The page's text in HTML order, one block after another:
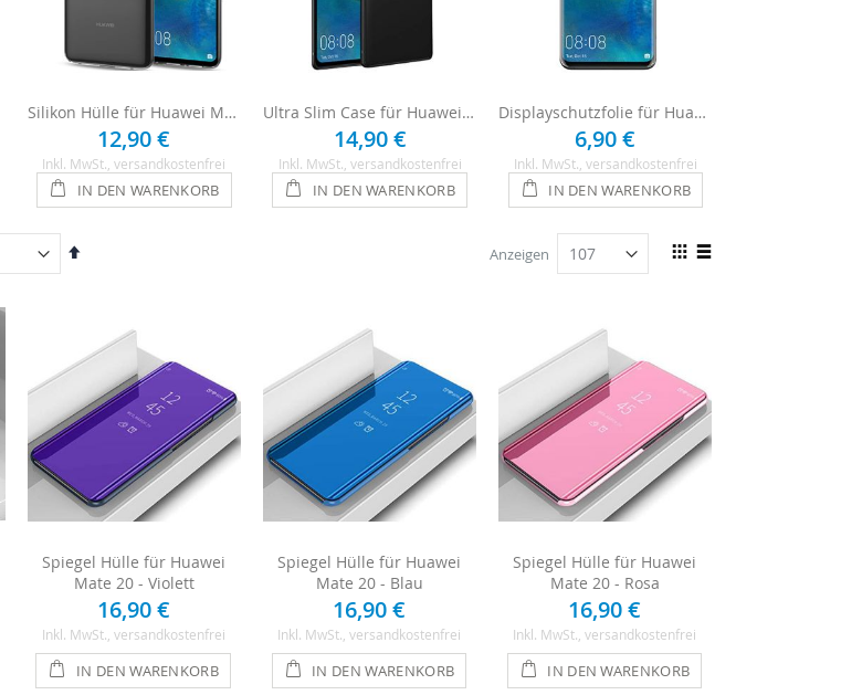
Silikon Hülle für Huawei Mate 20 - Transparent
12,90 €
Inkl. MwSt. , versandkostenfrei
IN DEN WARENKORB
Ultra Slim Case für Huawei Mate 20 - Schwarz
14,90 €
Inkl. MwSt. , versandkostenfrei
IN DEN WARENKORB
Displayschutzfolie für Huawei Mate 20 - 3 x Clear
6,90 €
Inkl. MwSt. , versandkostenfrei
IN DEN WARENKORB
In
Ansicht
Anzeigen
Spiegel Hülle für Huawei
Mate 20 - Violett
16,90 €
Inkl. MwSt., versandkostenfrei
IN DEN WARENKORB
Spiegel Hülle für Huawei
Mate 20 - Blau
16,90 €
Inkl. MwSt., versandkostenfrei
IN DEN WARENKORB
Spiegel Hülle für Huawei
Mate 20 - Rosa
16,90 €
Inkl. MwSt., versandkostenfrei
IN DEN WARENKORB